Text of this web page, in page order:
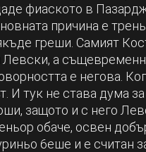
фиаското в
причина е
греши. Самият
Левски, а
е негова.
И тук не става дума
защото и с него
обаче, освен
6еше и е считан